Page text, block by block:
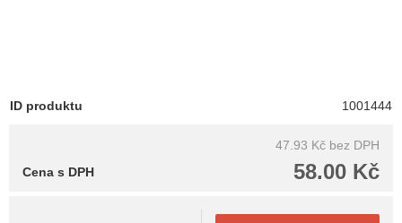
ID produktu 1001444
47.93 Kč bez DPH
58.00 Kč
Cena s DPH